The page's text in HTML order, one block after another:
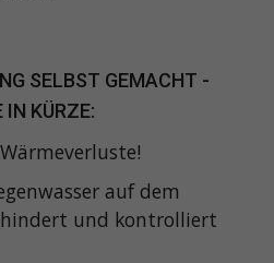
SELBST GEMACHT -
KÜRZE:
auf dem
und kontrolliert